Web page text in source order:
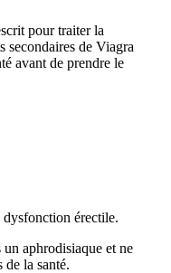
pour traiter la
secondaires de Viagra
avant de prendre le
érectile.
aphrodisiaque et ne
la santé.